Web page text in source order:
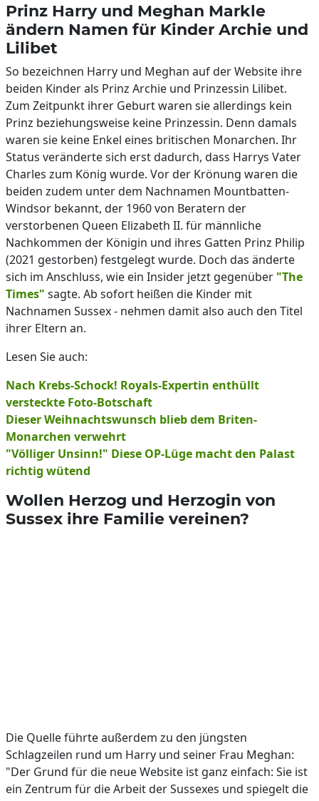
Prinz Harry und Meghan Markle
ändern Namen für Kinder Archie und
Lilibet
So bezeichnen Harry und Meghan auf der Website ihre
beiden Kinder als Prinz Archie und Prinzessin Lilibet.
Zum Zeitpunkt ihrer Geburt waren sie allerdings kein
Prinz beziehungsweise keine Prinzessin. Denn damals
waren sie keine Enkel eines britischen Monarchen. Ihr
Status veränderte sich erst dadurch, dass Harrys Vater
Charles zum König wurde. Vor der Krönung waren die
beiden zudem unter dem Nachnamen Mountbatten-
Windsor bekannt, der 1960 von Beratern der
verstorbenen Queen Elizabeth II. für männliche
Nachkommen der Königin und ihres Gatten Prinz Philip
(2021 gestorben) festgelegt wurde. Doch das änderte
sich im Anschluss, wie ein Insider jetzt gegenüber "The
Times" sagte. Ab sofort heißen die Kinder mit
Nachnamen Sussex - nehmen damit also auch den Titel
ihrer Eltern an.
Lesen Sie auch:
Nach Krebs-Schock! Royals-Expertin enthüllt
versteckte Foto-Botschaft
Dieser Weihnachtswunsch blieb dem Briten-
Monarchen verwehrt
"Völliger Unsinn!" Diese OP-Lüge macht den Palast
richtig wütend
Wollen Herzog und Herzogin von
Sussex ihre Familie vereinen?
Die Quelle führte außerdem zu den jüngsten
Schlagzeilen rund um Harry und seiner Frau Meghan:
"Der Grund für die neue Website ist ganz einfach: Sie ist
ein Zentrum für die Arbeit der Sussexes und spiegelt die